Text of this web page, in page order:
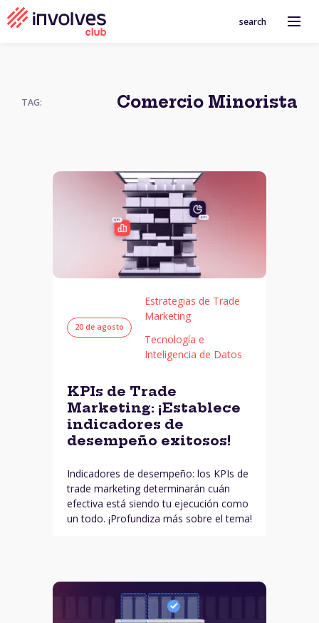
search
TAG: Comercio Minorista
20 de agosto
Estrategias de Trade
Marketing
Tecnología e
Inteligencia de Datos
KPIs de Trade
Marketing: ¡Establece
indicadores de
desempeño exitosos!
Indicadores de desempeño: los KPIs de
trade marketing determinarán cuán
efectiva está siendo tu ejecución como
un todo. ¡Profundiza más sobre el tema!